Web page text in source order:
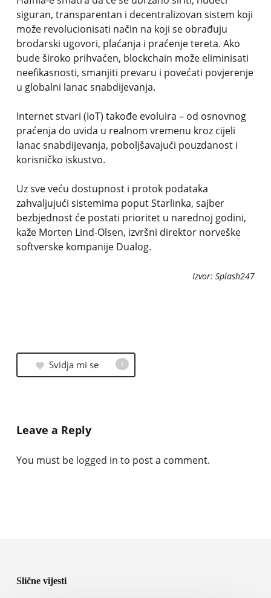
siguran, transparentan i decentralizovan sistem koji
može revolucionisati način na koji se obrađuju
brodarski ugovori, plaćanja i praćenje tereta. Ako
bude široko prihvaćen, blockchain može eliminisati
neefikasnosti, smanjiti prevaru i povećati povjerenje
u globalni lanac snabdijevanja.
Internet stvari (IoT) takođe evoluira – od osnovnog
praćenja do uvida u realnom vremenu kroz cijeli
lanac snabdijevanja, poboljšavajući pouzdanost i
korisničko iskustvo.
Uz sve veću dostupnost i protok podataka
zahvaljujući sistemima poput Starlinka, sajber
bezbjednost će postati prioritet u narednoj godini,
kaže Morten Lind-Olsen, izvršni direktor norveške
softverske kompanije Dualog.
Izvor: Splash247
Svidja mi se 1
Leave a Reply
You must be logged in to post a comment.
Slične vijesti